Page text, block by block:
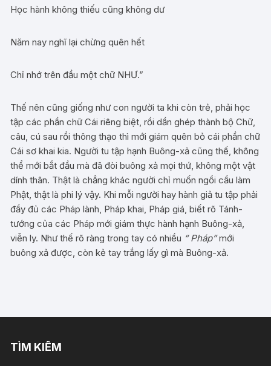
Học hành không thiếu cũng không dư
Năm nay nghĩ lại chừng quên hết
Chỉ nhớ trên đầu một chữ NHƯ.”
Thế nên cũng giống như con người ta khi còn trẻ, phải học
tập các phần chữ Cái riêng biệt, rồi dần ghép thành bộ Chữ,
câu, cú sau rồi thông thạo thì mới giám quên bỏ cái phần chữ
Cái sơ khai kia. Người tu tập hạnh Buông-xả cũng thế, không
thể mới bắt đầu mà đã đòi buông xả mọi thứ, không một vật
dính thân. Thật là chẳng khác người chỉ muốn ngồi cầu làm
Phật, thật là phi lý vậy. Khi mỗi người hay hành giả tu tập phải
đầy đủ các Pháp lành, Pháp khai, Pháp giá, biết rõ Tánh-
tướng của các Pháp mới giám thực hành hạnh Buông-xả,
viễn ly. Như thế rõ ràng trong tay có nhiều “ Pháp”mới
buông xả được, còn kẻ tay trắng lấy gì mà Buông-xả.
TÌM KIẾM